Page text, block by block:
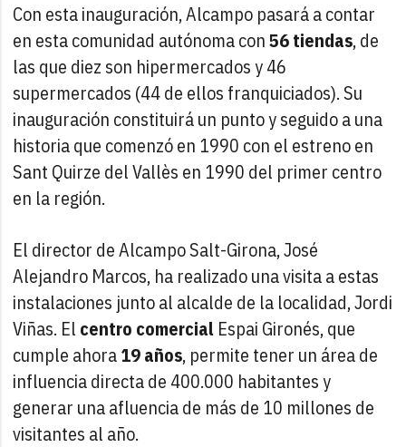
Con esta inauguración, Alcampo pasará a contar
en esta comunidad autónoma con56 tiendas, de
las que diez son hipermercados y 46
supermercados (44 de ellos franquiciados). Su
inauguración constituirá un punto y seguido a una
historia que comenzó en 1990 con el estreno en
Sant Quirze del Vallès en 1990 del primer centro
en la región.
El director de Alcampo Salt-Girona, José
Alejandro Marcos, ha realizado una visita a estas
instalaciones junto al alcalde de la localidad, Jordi
Viñas. El centro comercial Espai Gironés, que
cumple ahora19 años, permite tener un área de
influencia directa de 400.000 habitantes y
generar una afluencia de más de 10 millones de
visitantes al año.